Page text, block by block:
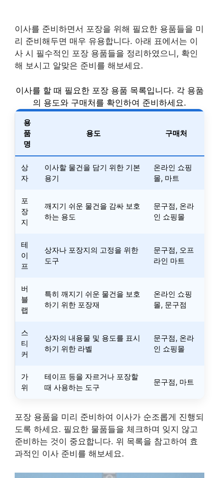
이사를 준비하면서 포장을 위해 필요한 용품들을 미
리 준비해두면 매우 유용합니다. 아래 표에서는 이
사 시 필수적인 포장 용품들을 정리하였으니, 확인
해 보시고 알맞은 준비를 해보세요.
이사를 할 때 필요한 포장 용품 목록입니다. 각 용품
의 용도와 구매처를 확인하여 준비하세요.
용
품
명
용도 구매처
상
자
이사할 물건을 담기 위한 기본
용기
온라인 쇼핑
몰, 마트
포
장
지
깨지기 쉬운 물건을 감싸 보호
하는 용도
문구점, 온라
인 쇼핑몰
테
이
프
상자나 포장지의 고정을 위한
도구
문구점, 오프
라인 마트
버
블
랩
특히 깨지기 쉬운 물건을 보호
하기 위한 포장재
온라인 쇼핑
몰, 문구점
스
티
커
상자의 내용물 및 용도를 표시
하기 위한 라벨
문구점, 온라
인 쇼핑몰
가
위
테이프 등을 자르거나 포장할
때 사용하는 도구
문구점, 마트
포장 용품을 미리 준비하여 이사가 순조롭게 진행되
도록 하세요. 필요한 물품들을 체크하며 잊지 않고
준비하는 것이 중요합니다. 위 목록을 참고하여 효
과적인 이사 준비를 해보세요.